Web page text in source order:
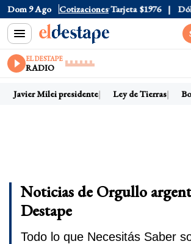
Dom 9 Ago Cotizaciones
Oficial $1520 Dólar Tarjeta $1976 Dólar
EL DESTAPE
RADIO
Javier Milei presidente Ley de Tierras
Noticias de Orgullo
Destape
Todo lo que Necesitás Saber